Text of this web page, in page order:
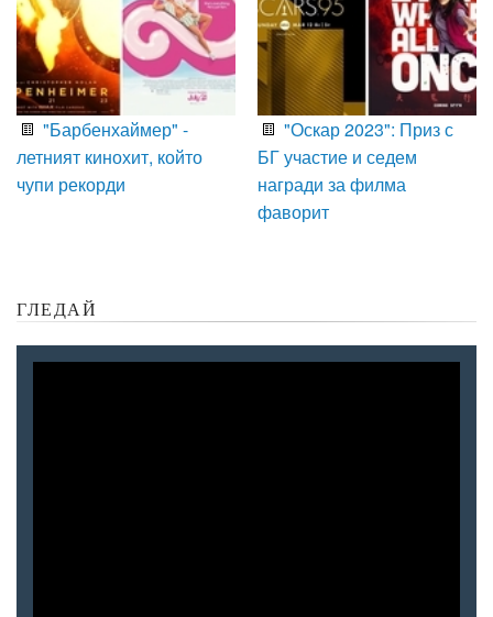
"Барбенхаймер" -
летният кинохит, който
чупи рекорди
"Оскар 2023": Приз с
БГ участие и седем
награди за филма
фаворит
ГЛЕДАЙ